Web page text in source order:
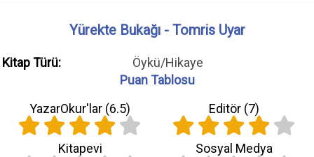
Yürekte Bukağı - Tomris Uyar
Kitap Türü:
Öykü/Hikaye
Puan Tablosu
YazarOkur'lar (6.5) Editör (7)
Kitapevi Sosyal Medya